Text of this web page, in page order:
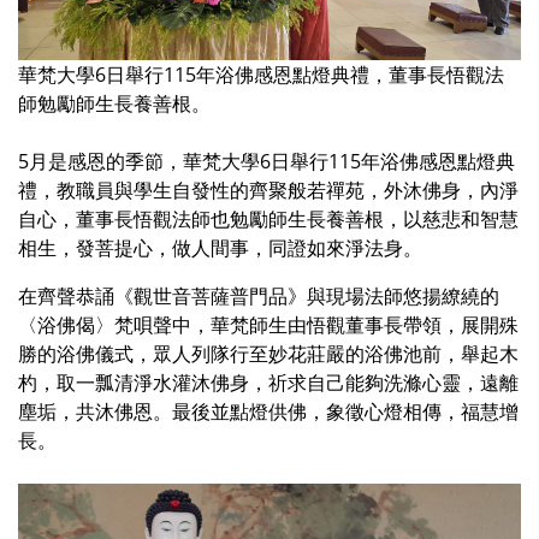
華梵大學6日舉行115年浴佛感恩點燈典禮，董事長悟觀法
師勉勵師生長養善根。
5月是感恩的季節，華梵大學6日舉行115年浴佛感恩點燈典
禮，教職員與學生自發性的齊聚般若禪苑，外沐佛身，內淨
自心，董事長悟觀法師也勉勵師生長養善根，以慈悲和智慧
相生，發菩提心，做人間事，同證如來淨法身。
在齊聲恭誦《觀世音菩薩普門品》與現場法師悠揚繚繞的
〈浴佛偈〉梵唄聲中，華梵師生由悟觀董事長帶領，展開殊
勝的浴佛儀式，眾人列隊行至妙花莊嚴的浴佛池前，舉起木
杓，取一瓢清淨水灌沐佛身，祈求自己能夠洗滌心靈，遠離
塵垢，共沐佛恩。最後並點燈供佛，象徵心燈相傳，福慧增
長。